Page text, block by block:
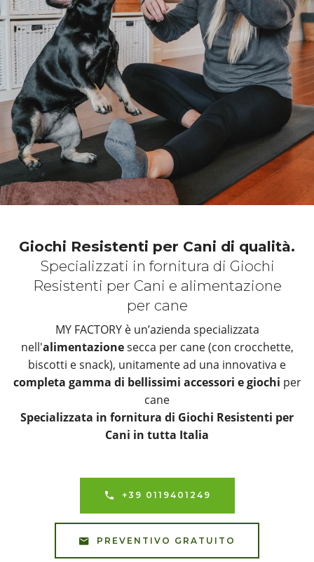
Giochi Resistenti per Cani di qualità.
Specializzati in fornitura di Giochi
Resistenti per Cani e alimentazione
per cane
MY FACTORY è un’azienda specializzata
nell'alimentazionesecca per cane (con crocchette,
biscotti e snack), unitamente ad una innovativa e
completa gamma di bellissimi accessori e giochi per
cane
Specializzata in fornitura di Giochi Resistenti per
Cani in tutta Italia
+39 0119401249
PREVENTIVO GRATUITO